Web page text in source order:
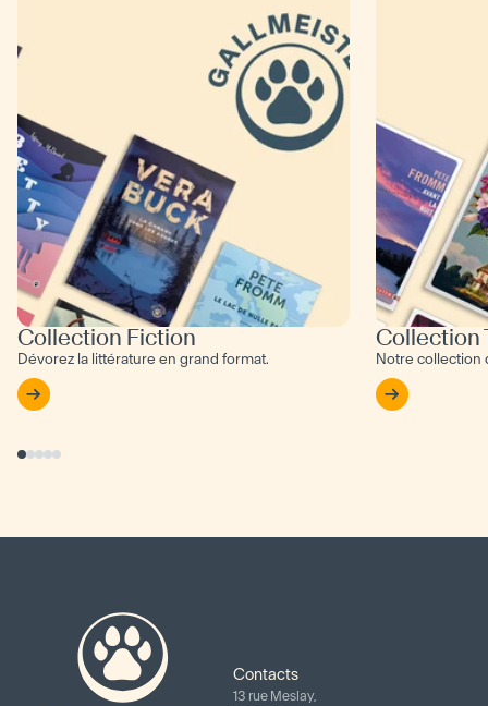
Collection Fiction
Dévorez la littérature en grand format.
Collection
Notre collection
Contacts
13 rue Meslay,